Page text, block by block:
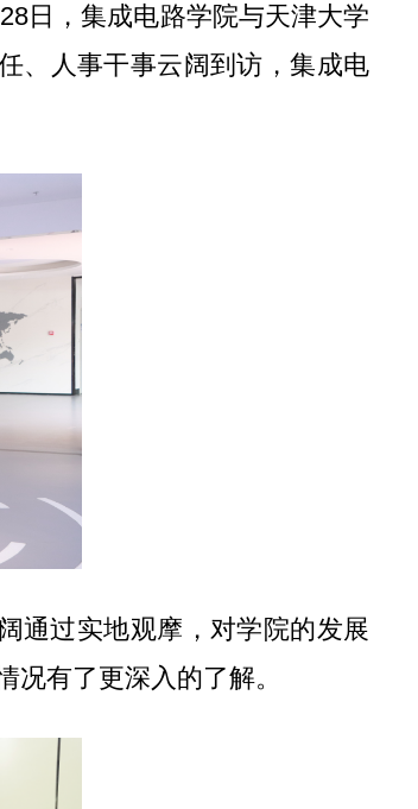
日，集成电路学院与天津大学
、人事干事云阔到访，集成电
通过实地观摩，对学院的发展
有了更深入的了解。